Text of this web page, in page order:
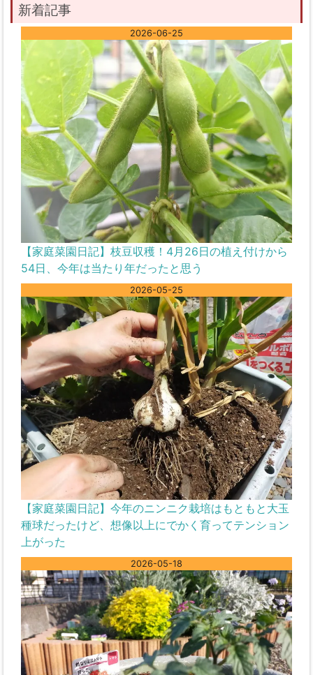
新着記事
2026-06-25
【家庭菜園日記】枝豆収穫！4月26日の植え付けから
54日、今年は当たり年だったと思う
2026-05-25
【家庭菜園日記】今年のニンニク栽培はもともと大玉
種球だったけど、想像以上にでかく育ってテンション
上がった
2026-05-18